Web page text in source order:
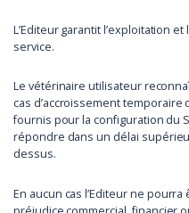
L’Editeur garantit l’exploitation
service.
Le vétérinaire utilisateur
cas d’accroissement temporaire
fournis pour la configuration du
répondre dans un délai
dessus.
En aucun cas l’Editeur ne